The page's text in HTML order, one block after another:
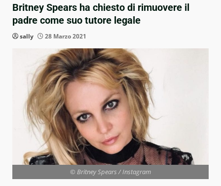
Britney Spears ha chiesto di rimuovere il
padre come suo tutore legale
sally 28 Marzo 2021
© Britney Spears / Instagram